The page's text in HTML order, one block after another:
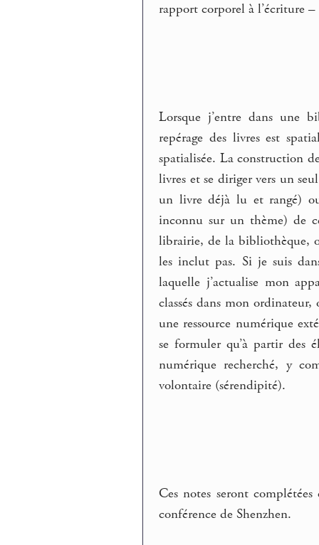
rapport corporel à l’écriture –
Lorsque j’entre dans une
repérage des livres est
spatialisée. La construction
livres et se diriger vers un
un livre déjà lu et rangé)
inconnu sur un thème) de
librairie, de la bibliothèque,
les inclut pas. Si je suis
laquelle j’actualise mon
classés dans mon
une ressource numérique
se formuler qu’à partir des
numérique recherché, y
volontaire (sérendipité).
Ces notes seront
conférence de Shenzhen.